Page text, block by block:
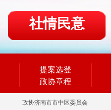
社情民意
提案选登
政协章程
政协济南市市中区委员会